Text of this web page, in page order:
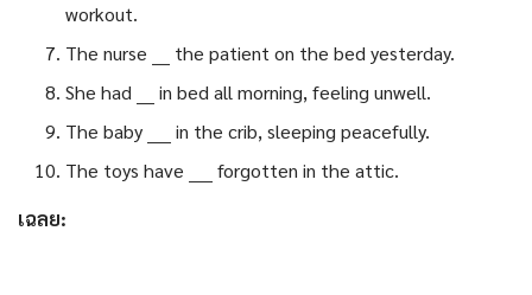
workout.
The nurse ___ the patient on the bed yesterday.
She had ___ in bed all morning, feeling unwell.
The baby ____ in the crib, sleeping peacefully.
The toys have ____ forgotten in the attic.
เฉลย: